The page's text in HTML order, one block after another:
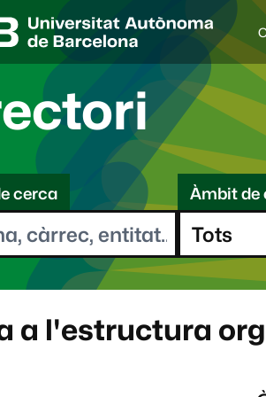
I
d
i
a
e
l
e
o
t
cerca Àmbit de
a l'estructura